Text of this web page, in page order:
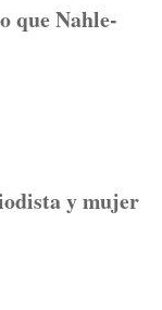
que Nahle-
y mujer